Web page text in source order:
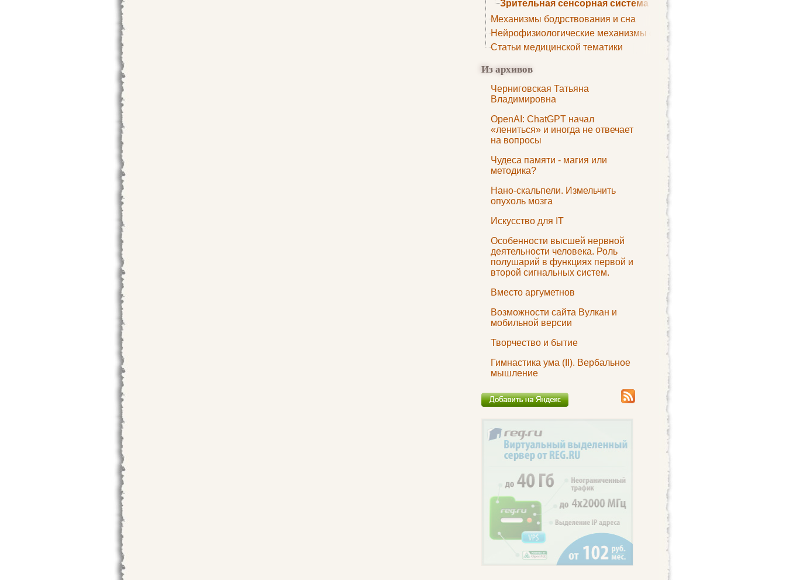
Зрительная сенсорная система
Механизмы бодрствования и сна
Нейрофизиологические механизмы сна
Статьи медицинской тематики
Из архивов
Черниговская Татьяна
Владимировна
OpenAI: ChatGPT начал
«лениться» и иногда не отвечает
на вопросы
Чудеса памяти - магия или
методика?
Нано-скальпели. Измельчить
опухоль мозга
Искусство для IT
Особенности высшей нервной
деятельности человека. Роль
полушарий в функциях первой и
второй сигнальных систем.
Вместо аргуметнов
Возможности сайта Вулкан и
мобильной версии
Творчество и бытие
Гимнастика ума (II). Вербальное
мышление